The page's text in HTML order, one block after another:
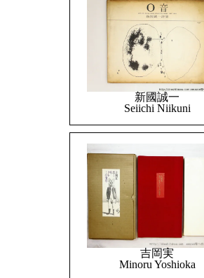
新國誠一
Seiichi Niikuni
吉岡実
Minoru Yoshioka